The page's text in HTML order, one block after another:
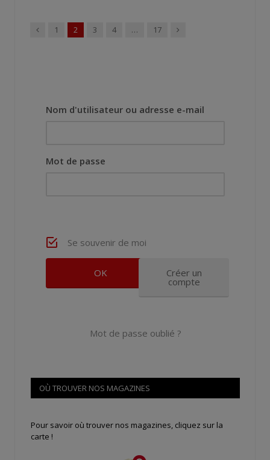
Précédent
1 2 3 4 … 17 Suivant
Nom d'utilisateur ou adresse e-mail
Mot de passe
Se souvenir de moi
Créer un
compte
Mot de passe oublié ?
OÙ TROUVER NOS MAGAZINES
Pour savoir où trouver nos magazines, cliquez sur la
carte !